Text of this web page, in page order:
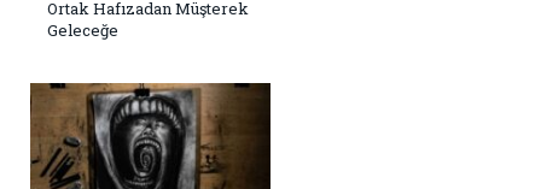
Ortak Hafızadan Müşterek
Geleceğe